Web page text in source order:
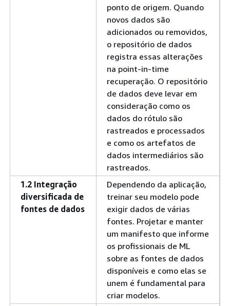
ponto de origem. Quando
novos dados são
adicionados ou removidos,
o repositório de dados
registra essas alterações
na point-in-time
recuperação. O repositório
de dados deve levar em
consideração como os
dados do rótulo são
rastreados e processados
e como os artefatos de
dados intermediários são
rastreados.
1.2 Integração
diversificada de
fontes de dados
Dependendo da aplicação,
treinar seu modelo pode
exigir dados de várias
fontes. Projetar e manter
um manifesto que informe
os profissionais de ML
sobre as fontes de dados
disponíveis e como elas se
unem é fundamental para
criar modelos.